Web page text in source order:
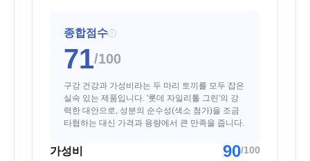
종합점수 i
71/100
구강 건강과 가성비라는 두 마리 토끼를 모두 잡은
실속 있는 제품입니다. '롯데 자일리톨 그린'의 강
력한 대안으로, 성분의 순수성(색소 첨가)을 조금
타협하는 대신 가격과 용량에서 큰 만족을 줍니다.
가성비 90/100